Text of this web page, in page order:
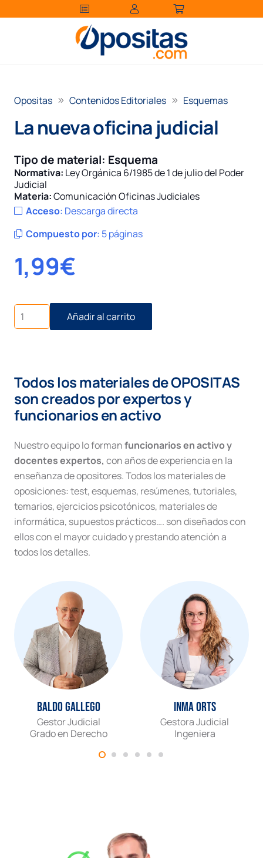
Opositas Contenidos Editoriales Esquemas
La nueva oficina judicial
Tipo de material: Esquema
Normativa: Ley Orgánica 6/1985 de 1 de julio del Poder
Judicial
Materia:Comunicación Oficinas Judiciales
Acceso: Descarga directa
Compuesto por: 5 páginas
1,99€
La
nueva
oficina
Añadir al carrito
Todos los materiales de OPOSITAS
son creados por expertos y
funcionarios en activo
Nuestro equipo lo formanfuncionarios en activo y
docentes expertos, con años de experiencia en la
enseñanza de opositores. Todos los materiales de
oposiciones: test, esquemas, resúmenes, tutoriales,
temarios, ejercicios psicotónicos, materiales de
informática, supuestos prácticos…. son diseñados con
ellos con el mayor cuidado y prestando atención a
todos los detalles.
Baldo Gallego
Gestor Judicial
Grado en Derecho
Inma Orts
Gestora Judicial
Ingeniera